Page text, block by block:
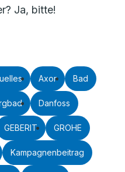
Ja, bitte!
Axor Bad
Danfoss
GEBERIT GROHE
Kampagnenbeitrag